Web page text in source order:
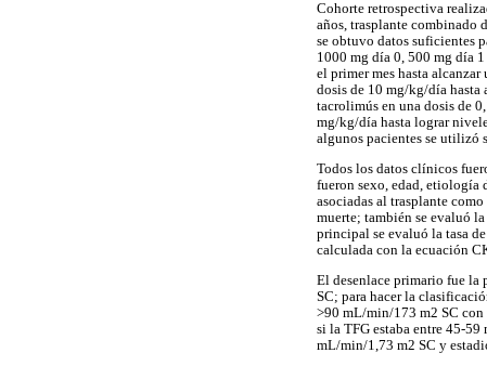
Cohorte retrospectiva
años, trasplante combinado
se obtuvo datos suficientes
1000 mg día 0, 500 mg día
el primer mes hasta
dosis de 10 mg/kg/día hasta
tacrolimús en una dosis de
mg/kg/día hasta lograr
algunos pacientes se utilizó
Todos los datos clínicos
fueron sexo, edad, etiología
asociadas al trasplante
muerte; también se evaluó
principal se evaluó la tasa
calculada con la ecuación
El desenlace primario fue la
SC; para hacer la
>90 mL/min/173 m2 SC con
si la TFG estaba entre 45-
mL/min/1,73 m2 SC y